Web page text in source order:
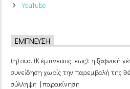
YouTube
ΈΜΠΝΕΥΣΗ
(η) ουσ. (Κ έμπνευσις, εως): η ξαφνική
συνείδηση χωρίς την παρεμβολή της
σύλληψη | παρακίνηση